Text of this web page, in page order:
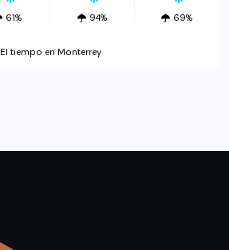
61% 94% 69%
El tiempo en Monterrey